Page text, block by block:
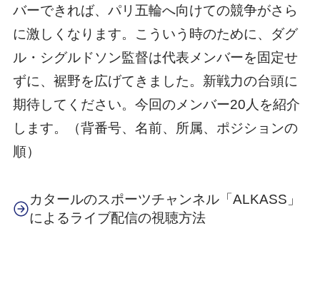
バーできれば、パリ五輪へ向けての競争がさら
に激しくなります。こういう時のために、ダグ
ル・シグルドソン監督は代表メンバーを固定せ
ずに、裾野を広げてきました。新戦力の台頭に
期待してください。今回のメンバー20人を紹介
します。（背番号、名前、所属、ポジションの
順）
カタールのスポーツチャンネル「ALKASS」
によるライブ配信の視聴方法